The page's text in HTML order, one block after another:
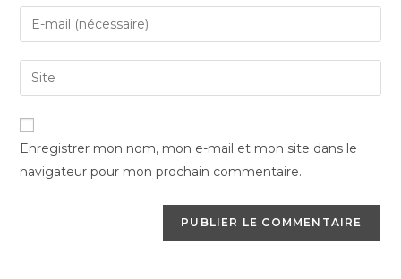
name
username
to
Enter
your
email
address
comment
Saisir
l’URL
de
votre
Enregistrer mon nom, mon e-mail et mon site dans le
navigateur pour mon prochain commentaire.